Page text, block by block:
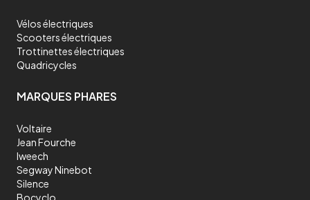
Vélos électriques
Scooters électriques
Trottinettes électriques
Quadricycles
MARQUES PHARES
Voltaire
Jean Fourche
Iweech
Segway Ninebot
Silence
Bocyclo